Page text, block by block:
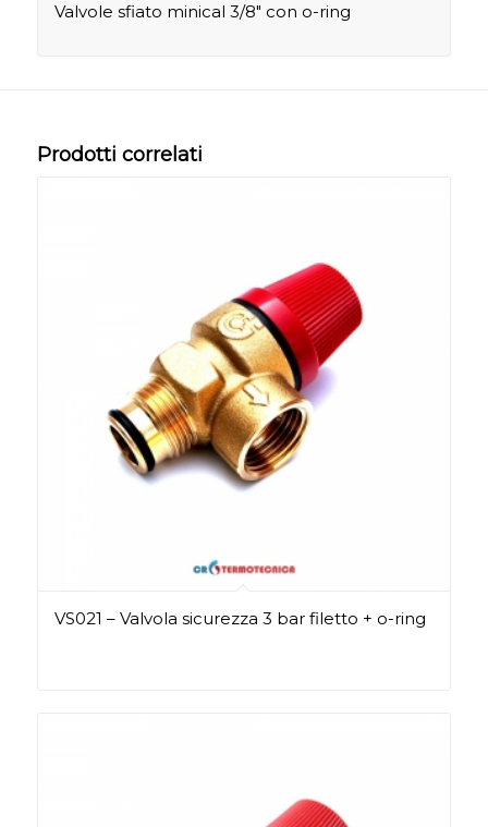
Valvole sfiato minical 3/8″ con o-ring
Prodotti correlati
VS021 – Valvola sicurezza 3 bar filetto + o-ring